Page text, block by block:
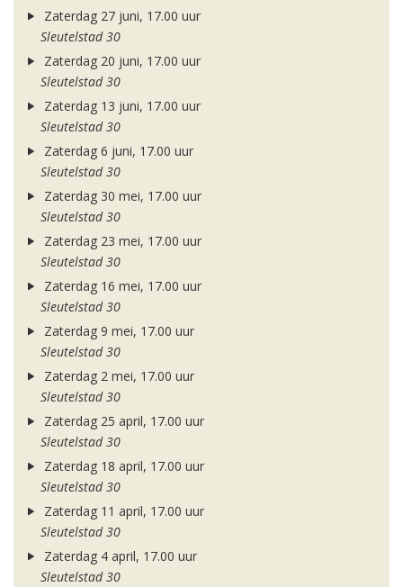
Zaterdag 27 juni, 17.00 uur
Sleutelstad 30
Zaterdag 20 juni, 17.00 uur
Sleutelstad 30
Zaterdag 13 juni, 17.00 uur
Sleutelstad 30
Zaterdag 6 juni, 17.00 uur
Sleutelstad 30
Zaterdag 30 mei, 17.00 uur
Sleutelstad 30
Zaterdag 23 mei, 17.00 uur
Sleutelstad 30
Zaterdag 16 mei, 17.00 uur
Sleutelstad 30
Zaterdag 9 mei, 17.00 uur
Sleutelstad 30
Zaterdag 2 mei, 17.00 uur
Sleutelstad 30
Zaterdag 25 april, 17.00 uur
Sleutelstad 30
Zaterdag 18 april, 17.00 uur
Sleutelstad 30
Zaterdag 11 april, 17.00 uur
Sleutelstad 30
Zaterdag 4 april, 17.00 uur
Sleutelstad 30